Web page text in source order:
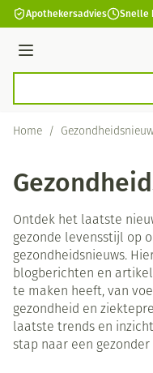
Ga naar de inhoud
Apothekersadvies Snelle
Menu
Home /
Ontdek het laatste
gezonde levensstijl op
gezondheidsnieuws.
blogberichten en
te maken heeft, van
gezondheid en
laatste trends en
stap naar een gezonder